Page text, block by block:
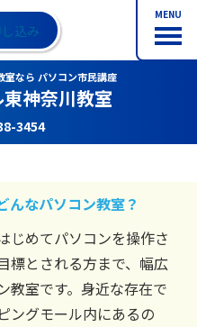
MENU
込み
室なら パソコン市民講座
神奈川教室
3454
んなパソコン教室？
じめてパソコンを操作さ
標とされる方まで、幅広
教室です。身近な存在で
ングモール内にあるの